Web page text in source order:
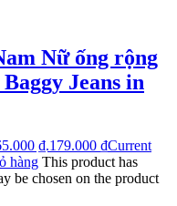
Nữ ống rộng
Jeans in
₫.179.000 ₫Current
hàng This product has
be chosen on the product